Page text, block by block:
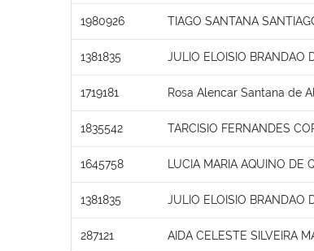
1980926 TIAGO SANTANA
1381835 JULIO ELOISIO BRANDAO
1719181 Rosa Alencar Santana de
1835542 TARCISIO FERNANDES
1645758 LUCIA MARIA AQUINO DE
1381835 JULIO ELOISIO BRANDAO
287121 AIDA CELESTE SILVEIRA